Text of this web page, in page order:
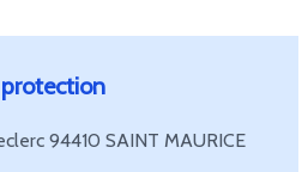
94410 SAINT MAURICE